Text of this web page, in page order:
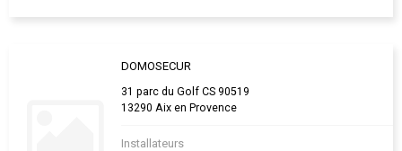
DOMOSECUR
31 parc du Golf CS 90519
13290 Aix en Provence
Installateurs